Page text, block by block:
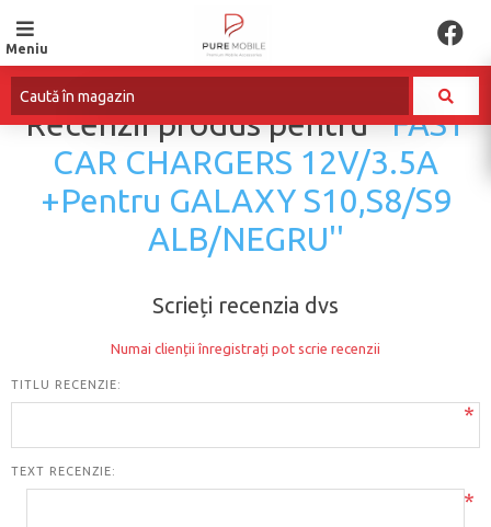
Meniu
Recenzii produs pentru FAST
CAR CHARGERS 12V/3.5A
+Pentru GALAXY S10,S8/S9
ALB/NEGRU
Scrieți recenzia dvs
Numai clienții înregistrați pot scrie recenzii
TITLU RECENZIE:
*
TEXT RECENZIE:
*